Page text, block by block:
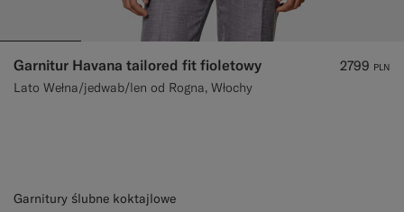
Garnitur Havana tailored fit fioletowy
Lato Wełna/jedwab/len od Rogna, Włochy
2799 PLN
Garnitury ślubne koktajlowe